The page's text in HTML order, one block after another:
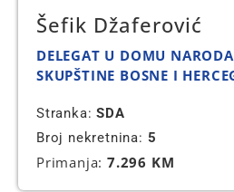
Šefik Džaferović
DELEGAT U DOMU
SKUPŠTINE BOSNE I
Stranka:SDA
Broj nekretnina: 5
Primanja: 7.296 KM